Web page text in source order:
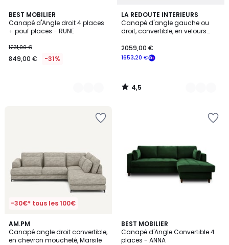
BEST MOBILIER
Canapé d'Angle droit 4 places
+ pouf places - RUNE
1231,00 €
849,00 € -31%
6
Couleurs
LA REDOUTE INTERIEURS
Canapé d'angle gauche ou
droit, convertible, en velours
1653,20 €
2059,00 €
4,5
/ 5
5
Couleurs
4,5
/
-30€* tous les 100€
AM.PM
Canapé angle droit convertible,
en chevron moucheté, Marsile
BEST MOBILIER
Canapé d'Angle Convertible 4
places - ANNA
9
Couleurs